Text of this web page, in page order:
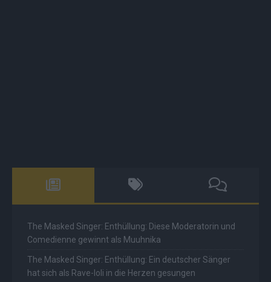
The Masked Singer: Enthüllung: Diese Moderatorin und
Comedienne gewinnt als Muuhnika
The Masked Singer: Enthüllung: Ein deutscher Sänger
hat sich als Rave-Ioli in die Herzen gesungen